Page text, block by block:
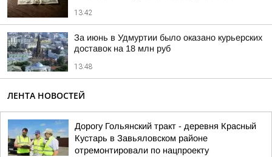
13:42
За июнь в Удмуртии было оказано курьерских
доставок на 18 млн руб
13:48
ЛЕНТА НОВОСТЕЙ
Дорогу Гольянский тракт - деревня Красный
Кустарь в Завьяловском районе
отремонтировали по нацпроекту